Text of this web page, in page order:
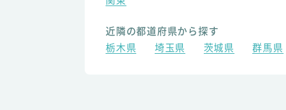
近隣の都道府県から探す
栃木県
埼玉県 茨城県 群馬県